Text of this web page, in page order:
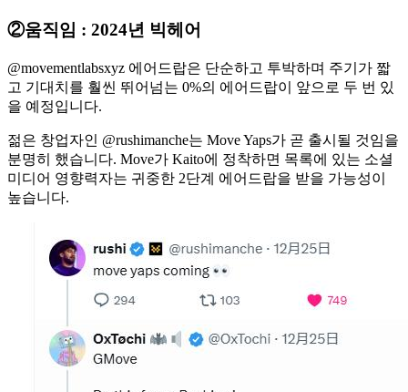
②움직임 : 2024년 빅헤어
@movementlabsxyz 에어드랍은 단순하고 투박하며 주기가 짧
고 기대치를 훨씬 뛰어넘는 0%의 에어드랍이 앞으로 두 번 있
을 예정입니다.
젊은 창업자인 @rushimanche는 Move Yaps가 곧 출시될 것임을
분명히 했습니다. Move가 Kaito에 정착하면 목록에 있는 소셜
미디어 영향력자는 귀중한 2단계 에어드랍을 받을 가능성이
높습니다.